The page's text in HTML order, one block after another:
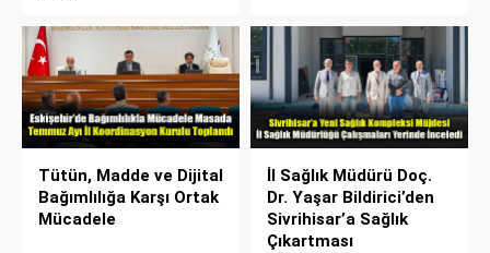
Tütün, Madde ve Dijital
Bağımlılığa Karşı Ortak
Mücadele
İl Sağlık Müdürü Doç.
Dr. Yaşar Bildirici’den
Sivrihisar’a Sağlık
Çıkartması